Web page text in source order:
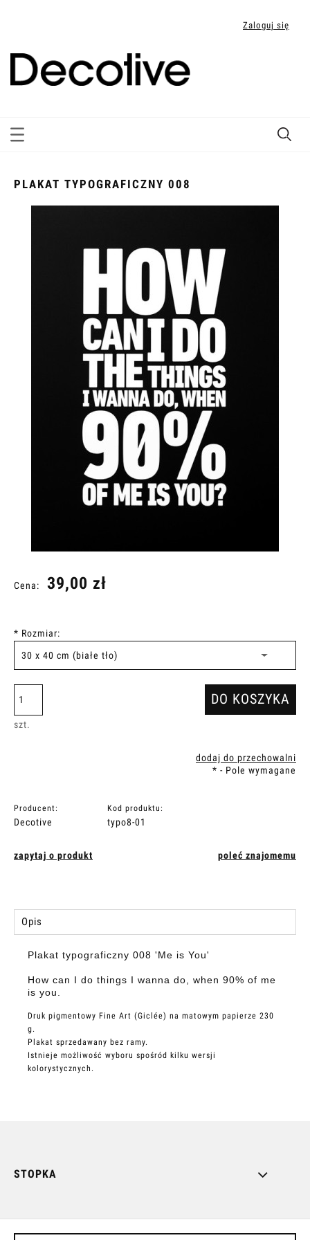
Zaloguj się
PLAKAT TYPOGRAFICZNY 008
Cena: 39,00 zł
* Rozmiar:
szt.
DO KOSZYKA
dodaj do przechowalni
* - Pole wymagane
Producent:
Decotive
Kod produktu:
typo8-01
zapytaj o produkt poleć znajomemu
Opis
Plakat typograficzny 008 'Me is You'
How can I do things I wanna do, when 90% of me
is you.
Druk pigmentowy Fine Art (Giclée) na matowym papierze 230
g.
Plakat sprzedawany bez ramy.
Istnieje możliwość wyboru spośród kilku wersji
kolorystycznych.
STOPKA